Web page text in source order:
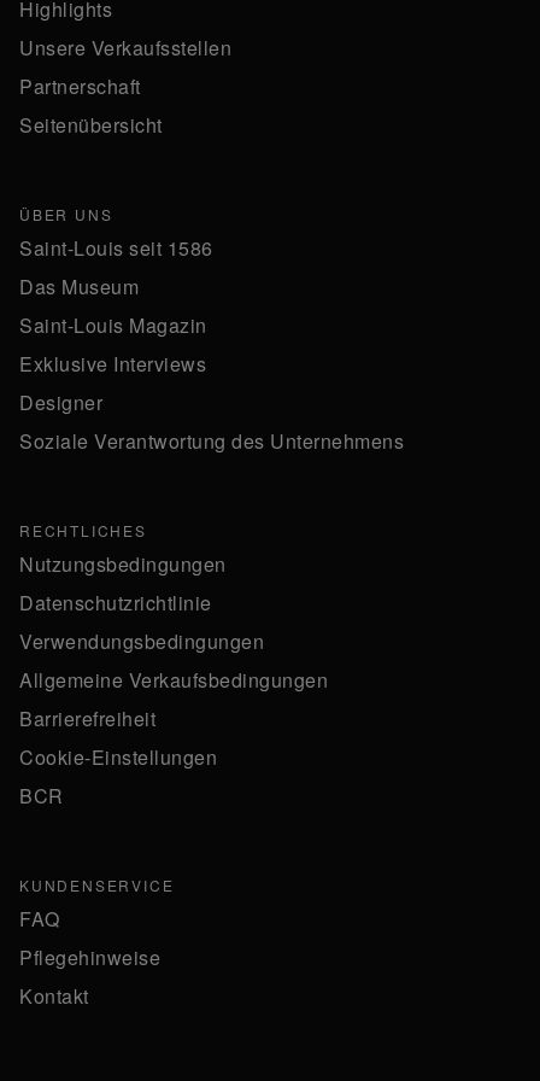
Highlights
Unsere Verkaufsstellen
Partnerschaft
Seitenübersicht
ÜBER UNS
Saint-Louis seit 1586
Das Museum
Saint-Louis Magazin
Exklusive Interviews
Designer
Soziale Verantwortung des Unternehmens
RECHTLICHES
Nutzungsbedingungen
Datenschutzrichtlinie
Verwendungsbedingungen
Allgemeine Verkaufsbedingungen
Barrierefreiheit
Cookie-Einstellungen
BCR
KUNDENSERVICE
FAQ
Pflegehinweise
Kontakt